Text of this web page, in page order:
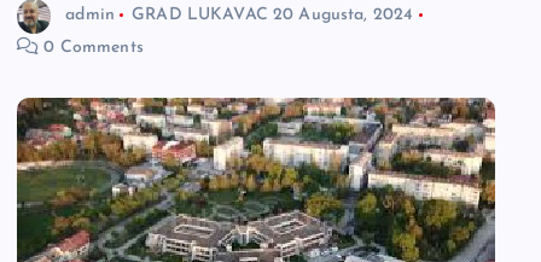
admin GRAD LUKAVAC 20 Augusta, 2024
0 Comments